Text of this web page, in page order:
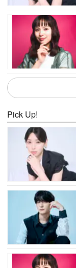
Pick Up!